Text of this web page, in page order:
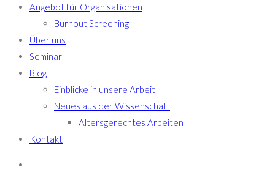
Angebot für Organisationen
Burnout Screening
Über uns
Seminar
Blog
Einblicke in unsere Arbeit
Neues aus der Wissenschaft
Altersgerechtes Arbeiten
Kontakt